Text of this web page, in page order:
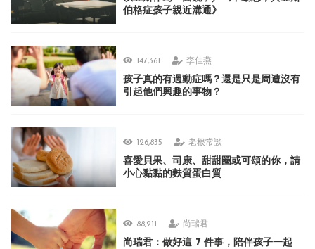
伯格症孩子親近溝通》
147,361 李佳燕
孩子真的有過動症嗎？還是只是周遭沒有
引起他們興趣的事物？
126,835 老根常談
喜愛貝果、司康、甜甜圈或可頌的你，請
小心黏黏的麩質蛋白質
88,211 尚瑞君
尚瑞君：做好這 7 件事，陪伴孩子一起